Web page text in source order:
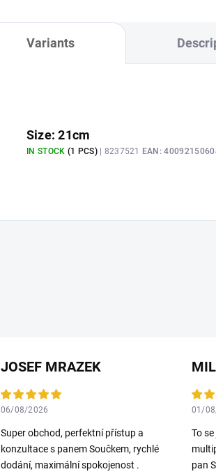
Variants
Size: 21cm
IN STOCK (1 PCS) | 8237521 EAN:
JOSEF MRAZEK
06/08/2026
Super obchod, perfektní přístup a
konzultace s panem Součkem, rychlé
dodání, maximální spokojenost .
01/
To
pan